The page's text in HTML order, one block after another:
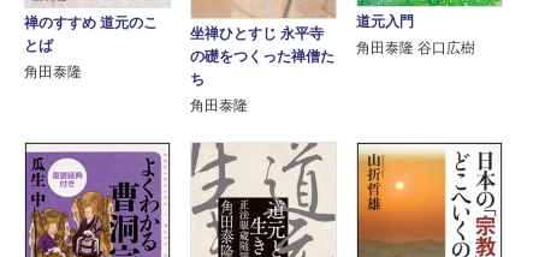
禅のすすめ 道元のこ
とば
角田泰隆
坐禅ひとすじ 永平寺
の礎をつくった禅僧た
ち
角田泰隆
道元入門
角田泰隆 谷口広樹